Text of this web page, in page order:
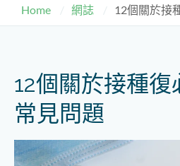
Home 網誌 12個關於接
12個關於接種復
常見問題